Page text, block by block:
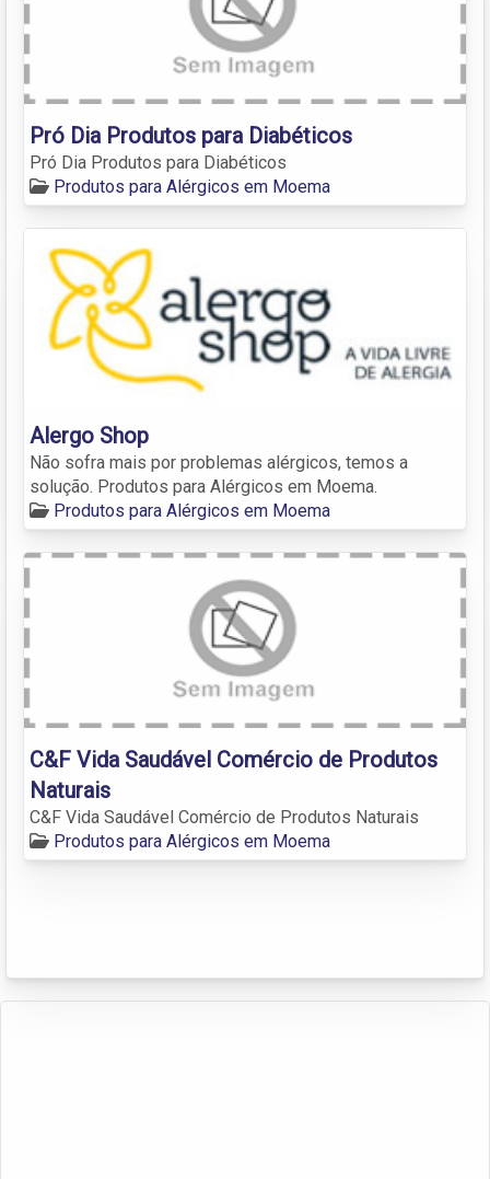
Pró Dia Produtos para Diabéticos
Pró Dia Produtos para Diabéticos
Produtos para Alérgicos em Moema
Alergo Shop
Não sofra mais por problemas alérgicos, temos a
solução. Produtos para Alérgicos em Moema.
Produtos para Alérgicos em Moema
C&F Vida Saudável Comércio de Produtos
Naturais
C&F Vida Saudável Comércio de Produtos Naturais
Produtos para Alérgicos em Moema